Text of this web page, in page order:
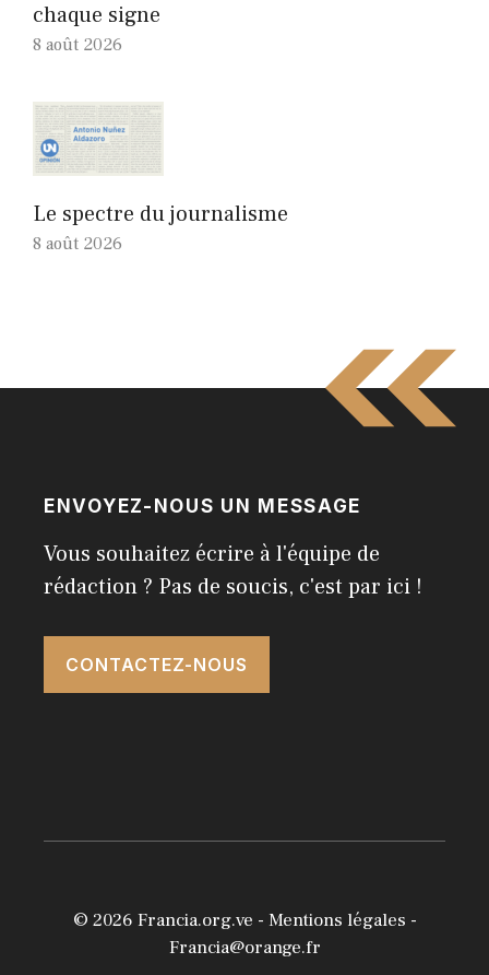
chaque signe
8 août 2026
Le spectre du journalisme
8 août 2026
ENVOYEZ-NOUS UN MESSAGE
Vous souhaitez écrire à l'équipe de
rédaction ? Pas de soucis, c'est par ici !
CONTACTEZ-NOUS
© 2026 Francia.org.ve - Mentions légales -
Francia@orange.fr